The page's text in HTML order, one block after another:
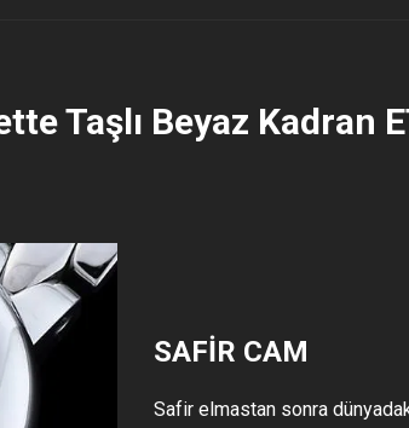
Taşlı Beyaz Kadran
SAFİR CAM
Safir elmastan sonra